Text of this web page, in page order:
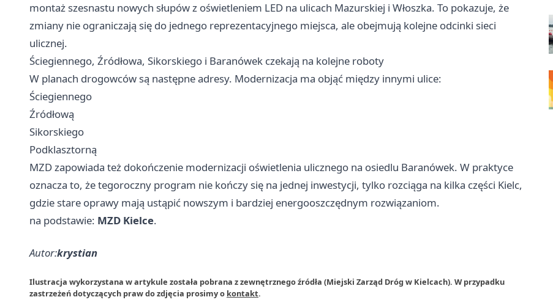
montaż szesnastu nowych słupów z oświetleniem LED na ulicach Mazurskiej i Włoszka. To pokazuje, że
zmiany nie ograniczają się do jednego reprezentacyjnego miejsca, ale obejmują kolejne odcinki sieci
ulicznej.
Ściegiennego, Źródłowa, Sikorskiego i Baranówek czekają na kolejne roboty
W planach drogowców są następne adresy. Modernizacja ma objąć między innymi ulice:
Ściegiennego
Źródłową
Sikorskiego
Podklasztorną
MZD zapowiada też dokończenie modernizacji oświetlenia ulicznego na osiedlu Baranówek. W praktyce
oznacza to, że tegoroczny program nie kończy się na jednej inwestycji, tylko rozciąga na kilka części Kielc,
gdzie stare oprawy mają ustąpić nowszym i bardziej energooszczędnym rozwiązaniom.
na podstawie: MZD Kielce.
Autor:krystian
Ilustracja wykorzystana w artykule została pobrana z zewnętrznego źródła (Miejski Zarząd Dróg w Kielcach). W przypadku
zastrzeżeń dotyczących praw do zdjęcia prosimy o kontakt.